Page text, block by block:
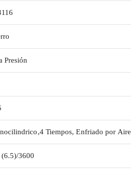
Presión
Tiempos, Enfriado por Aire
3600